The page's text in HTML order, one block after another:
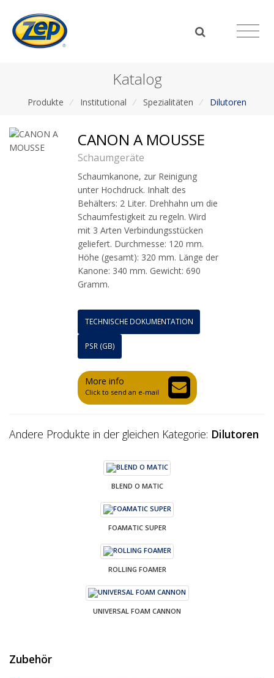
Katalog
Produkte / Institutional / Spezialitäten / Dilutoren
CANON A MOUSSE
Schaumgeräte
Schaumkanone, zur Reinigung
unter Hochdruck. Inhalt des
Behälters: 2 Liter. Drehhahn um die
Schaumfestigkeit zu regeln. Wird
mit 3 Arten Verbindungsstücken
geliefert. Durchmesse: 120 mm.
Höhe (gesamt): 320 mm. Länge der
Kanone: 340 mm. Gewicht: 690
Gramm.
TECHNISCHE DOKUMENTATION
PSR (GB)
More info
Click to send an e-mail
Andere Produkte in der gleichen Kategorie: Dilutoren
BLEND O MATIC
FOAMATIC SUPER
ROLLING FOAMER
UNIVERSAL FOAM CANNON
Zubehör